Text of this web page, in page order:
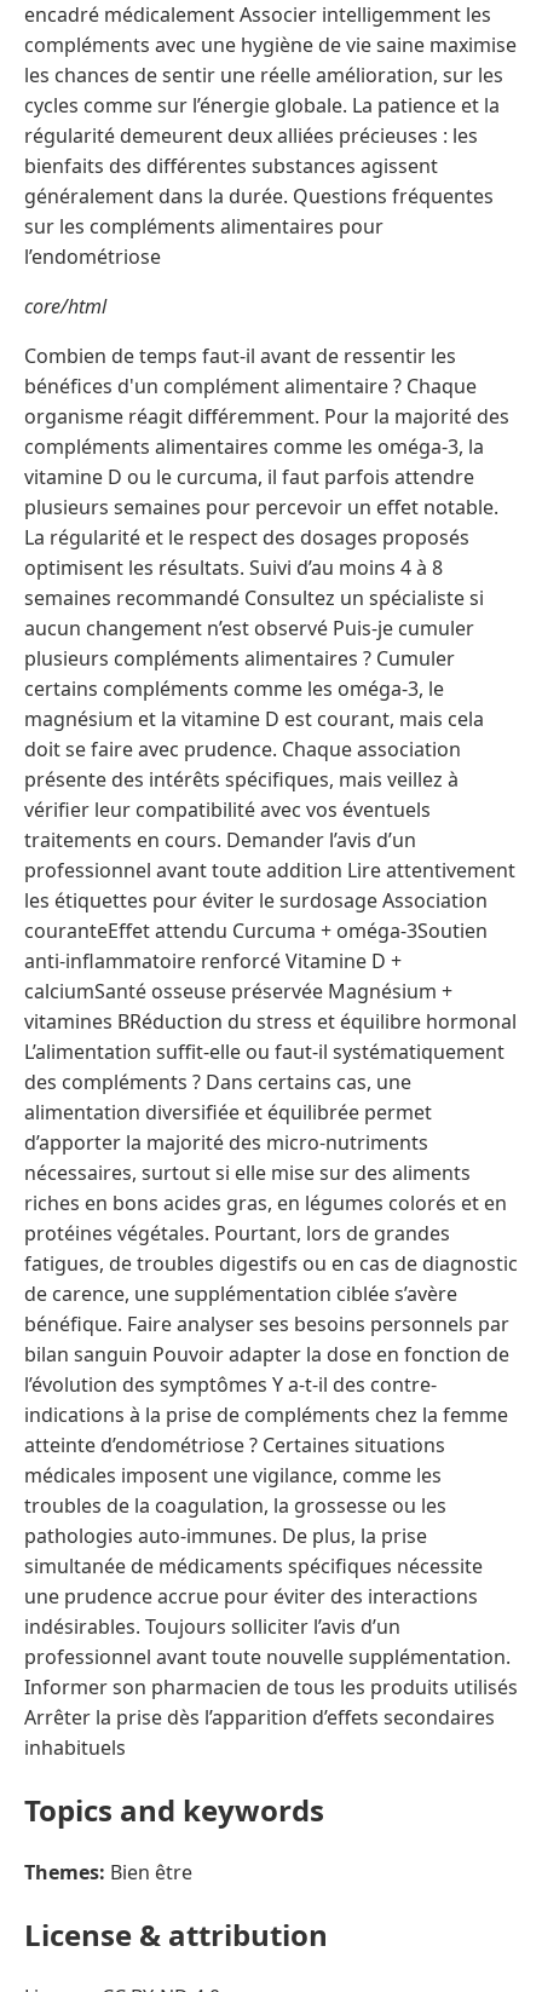
encadré médicalement Associer intelligemment les
compléments avec une hygiène de vie saine maximise
les chances de sentir une réelle amélioration, sur les
cycles comme sur l’énergie globale. La patience et la
régularité demeurent deux alliées précieuses : les
bienfaits des différentes substances agissent
généralement dans la durée. Questions fréquentes
sur les compléments alimentaires pour
l’endométriose
core/html
Combien de temps faut-il avant de ressentir les
bénéfices d'un complément alimentaire ? Chaque
organisme réagit différemment. Pour la majorité des
compléments alimentaires comme les oméga-3, la
vitamine D ou le curcuma, il faut parfois attendre
plusieurs semaines pour percevoir un effet notable.
La régularité et le respect des dosages proposés
optimisent les résultats. Suivi d’au moins 4 à 8
semaines recommandé Consultez un spécialiste si
aucun changement n’est observé Puis-je cumuler
plusieurs compléments alimentaires ? Cumuler
certains compléments comme les oméga-3, le
magnésium et la vitamine D est courant, mais cela
doit se faire avec prudence. Chaque association
présente des intérêts spécifiques, mais veillez à
vérifier leur compatibilité avec vos éventuels
traitements en cours. Demander l’avis d’un
professionnel avant toute addition Lire attentivement
les étiquettes pour éviter le surdosage Association
couranteEffet attendu Curcuma + oméga-3Soutien
anti-inflammatoire renforcé Vitamine D +
calciumSanté osseuse préservée Magnésium +
vitamines BRéduction du stress et équilibre hormonal
L’alimentation suffit-elle ou faut-il systématiquement
des compléments ? Dans certains cas, une
alimentation diversifiée et équilibrée permet
d’apporter la majorité des micro-nutriments
nécessaires, surtout si elle mise sur des aliments
riches en bons acides gras, en légumes colorés et en
protéines végétales. Pourtant, lors de grandes
fatigues, de troubles digestifs ou en cas de diagnostic
de carence, une supplémentation ciblée s’avère
bénéfique. Faire analyser ses besoins personnels par
bilan sanguin Pouvoir adapter la dose en fonction de
l’évolution des symptômes Y a-t-il des contre-
indications à la prise de compléments chez la femme
atteinte d’endométriose ? Certaines situations
médicales imposent une vigilance, comme les
troubles de la coagulation, la grossesse ou les
pathologies auto-immunes. De plus, la prise
simultanée de médicaments spécifiques nécessite
une prudence accrue pour éviter des interactions
indésirables. Toujours solliciter l’avis d’un
professionnel avant toute nouvelle supplémentation.
Informer son pharmacien de tous les produits utilisés
Arrêter la prise dès l’apparition d’effets secondaires
inhabituels
Topics and keywords
Themes: Bien être
License & attribution